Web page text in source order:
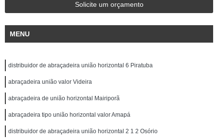
Solicite um orçamento
MENU
distribuidor de abraçadeira união horizontal 6 Piratuba
abraçadeira união valor Videira
abraçadeira de união horizontal Mairiporã
abraçadeira tipo união horizontal valor Amapá
distribuidor de abraçadeira união horizontal 2 1 2 Osório